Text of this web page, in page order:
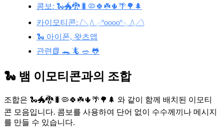
콤보: 🐍🐲🐉🐛🦠🍀☘️🌵🌴🌳🌲
카이모티콘: /╲/\╭ºooooº╮/\╱\
🐍 아이폰, 왓츠앱
관련📗 🐊 🦎 🥗 🐸
🐍 뱀 이모티콘과의 조합
조합은 🐍🐲🐉🐛🦠🍀☘️🌵🌴🌳🌲 와 같이 함께 배치된 이모티
콘 모음입니다. 콤보를 사용하여 단어 없이 수수께끼나 메시지
를 만들 수 있습니다.